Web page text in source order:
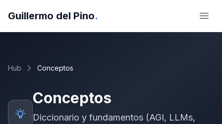
Guillermo del Pino.
Hub Conceptos
Conceptos
Diccionario y fundamentos (AGI, LLMs,